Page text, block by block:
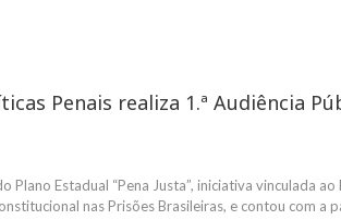
Penais realiza 1.ª Audiência
Estadual “Pena Justa”, iniciativa vinculada ao
nas Prisões Brasileiras, e contou com a